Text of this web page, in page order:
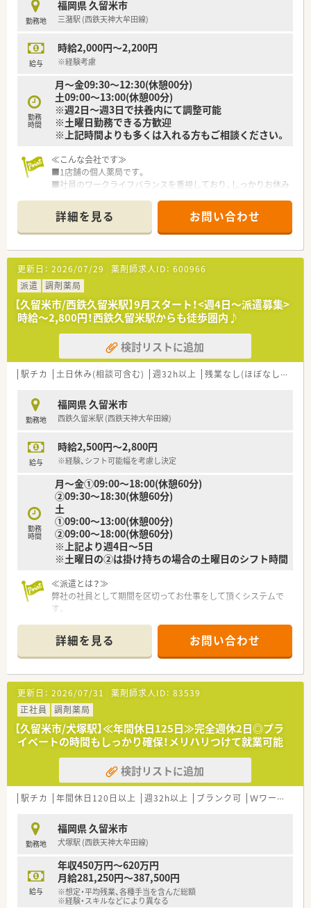
当な報酬が支払われるので安心です。
■主な業務は在宅患者様宅や施設への訪問服薬指導、調剤、監査
など在宅業務が中心となります。
荷の軽減につながり効率的な作業が可能です。
■麻薬の取り扱いが多い店舗であるため、緩和ケアに関する知識
やスキルを深めることができます。
【職場環境と雰囲気】
育て中の薬剤師も活躍できる環境です。
■時短勤務も可能で、女性の薬局長も複数在籍しており、性別問
わずキャリアを築けるフィールドがあります。
■ブラザーシスター制度や資格取得支援制度など、充実した研修
制度でスキルアップを支援する雰囲気があります。
勤務地
福岡県 久留米市
三潴駅 (西鉄天神大牟田線)
給与
時給2,000円～2,200円
※経験考慮
勤務
時間
月～金09:30～12:30(休憩00分)
土09:00～13:00(休憩00分)
※週2日～週3日で扶養内にて調整可能
※土曜日勤務できる方歓迎
※上記時間よりも多くは入れる方もご相談ください。
≪こんな会社です≫
■1店舗の個人薬局です。
■社員のワークライフバランスを重視しており、しっかりお休み
■社長は50代後半の男性で話ししやすいフランクな感じのお人
柄です。
≪こんな薬局です≫
■施設の処方など増えており増員での募集です。
■在宅は施設・個人数件でパートの方は基本的に訪問はございま
せん。
■近隣の内科・小児科や大学病院、総合病院など多数の医療機関
からの処方箋も受けています。
■一般用医薬品の販売や漢方薬も取り扱っています。
詳細を見る お問い合わせ
更新日： 2026/07/29 薬剤師求人ID： 600966
派遣
調剤薬局
【久留米市/西鉄久留米駅】9月スタート！<週4日～派遣募集>
時給～2,800円！西鉄久留米駅からも徒歩圏内♪
検討リストに追加
駅チカ 土日休み(相談可含む) 週32h以上 残業なし(ほぼなし含む)
勤務地
福岡県 久留米市
西鉄久留米駅 (西鉄天神大牟田線)
給与
時給2,500円～2,800円
※経験、シフト可能幅を考慮し決定
勤務
時間
月～金①09:00～18:00(休憩60分)
②09:30～18:30(休憩60分)
土
①09:00～13:00(休憩00分)
②09:00～18:00(休憩60分)
※上記より週4日～5日
※土曜日の②は掛け持ちの場合の土曜日のシフト時間
≪派遣とは？≫
弊社の社員として期間を区切ってお仕事をして頂くシステムで
す。
です。
◆こんな方に人気・オススメ
・転職活動中にブランクを空けたくない方
・様々な薬局で経験を積みたい方
・将来的に独立を検討している方
・転居や留学の予定があり、期間を区切って働きたい方
・旅行や趣味の時間等ライフスタイルに合わせて休みを調整した
い方
・高時給で効率的に働きたい方
・交通費は実費分支給
・薬剤師賠償保険に弊社負担にて加入頂けますので安心して就業
・週20時間以上で社会保険加入可能
・年1度の健康診断、インフルエンザ予防接種補助金有り
・残業代は1分単位で支給
弊社は優良派遣事業者として厚生労働省より認定を受けていま
すので、
安心してご就業して頂けるサポート体制・福利厚生が整っており
詳細を見る お問い合わせ
更新日： 2026/07/31 薬剤師求人ID： 83539
正社員
調剤薬局
【久留米市/犬塚駅】≪年間休日125日≫完全週休2日◎プラ
イベートの時間もしっかり確保！メリハリつけて就業可能
検討リストに追加
駅チカ 年間休日120日以上 週32h以上 ブランク可 Ｗワーク可
勤務地
福岡県 久留米市
犬塚駅 (西鉄天神大牟田線)
給与
年収450万円～620万円
月給281,250円～387,500円
※想定・平均残業、各種手当を含んだ総額
※経験・スキルなどにより異なる